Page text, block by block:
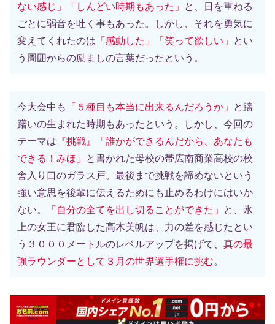
ない感じ」「しんどい時期もあった」
と、日を重ねる
ごとに弱音を吐く事もあった。しかし、それを勇気に
変えてくれたのは 「感動した」「笑って欲しい」
とい
う周囲からの励ましの言葉だったという。
今大会中も 「５種目も本当に出来るんだろうか」
と躊
躇いの生まれた時期もあったという。しかし、今回の
テーマは 『挑戦』「誰かができるんだから、あなたも
できる！みほ」
と書かれた母校の帯広南商業高校の校
舎入り口のガラス戸。最後まで挑戦を諦めないという
強い意思を後輩に伝えるためにも止めるわけにはいか
ない。
「自分の全てを出し切ることができた」
と、氷
上の女王に君臨した高木美帆は、力の差を感じたとい
う３０００メートルのレベルアップを掲げて、 真の最
強ラウンダーとして３月の世界選手権に挑む。